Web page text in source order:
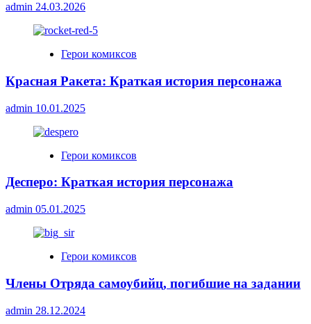
admin 24.03.2026
Герои комиксов
Красная Ракета: Краткая история персонажа
admin 10.01.2025
Герои комиксов
Десперо: Краткая история персонажа
admin 05.01.2025
Герои комиксов
Члены Отряда самоубийц, погибшие на задании
admin 28.12.2024